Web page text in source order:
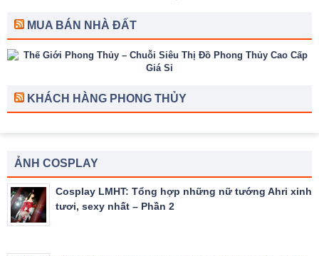
MUA BÁN NHÀ ĐẤT
KHÁCH HÀNG PHONG THỦY
ẢNH COSPLAY
Cosplay LMHT: Tổng hợp những nữ tướng Ahri xinh
tươi, sexy nhất – Phần 2